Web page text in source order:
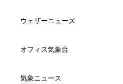
ウェザーニューズ
オフィス気象台
気象ニュース